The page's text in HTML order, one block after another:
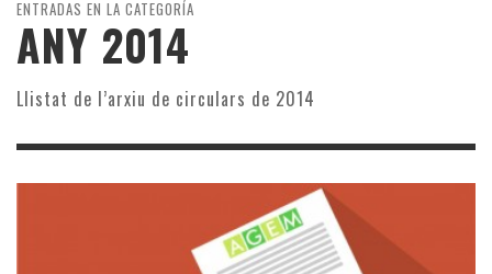
ENTRADAS EN LA CATEGORÍA
ANY 2014
Llistat de l’arxiu de circulars de 2014